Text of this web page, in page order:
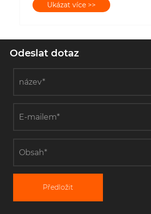
Odeslat dotaz
Předložit